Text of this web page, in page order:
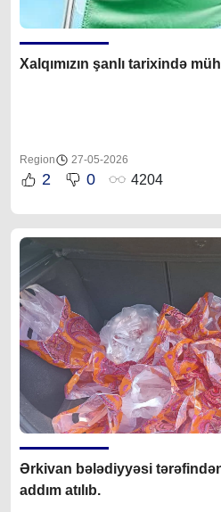
Xalqımızın şanlı tarixində
Region 27-05-2026
2 0 4204
Ərkivan bələdiyyəsi
addım atılıb.